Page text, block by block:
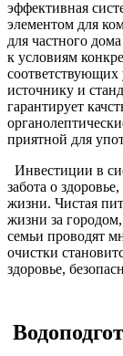
эффективная
элементом для
для частного
к условиям
соответствующих
источнику и
гарантирует
приятной для
Инвестиции в
забота о
жизни. Чистая
жизни за
семьи проводят
очистки
здоровье,